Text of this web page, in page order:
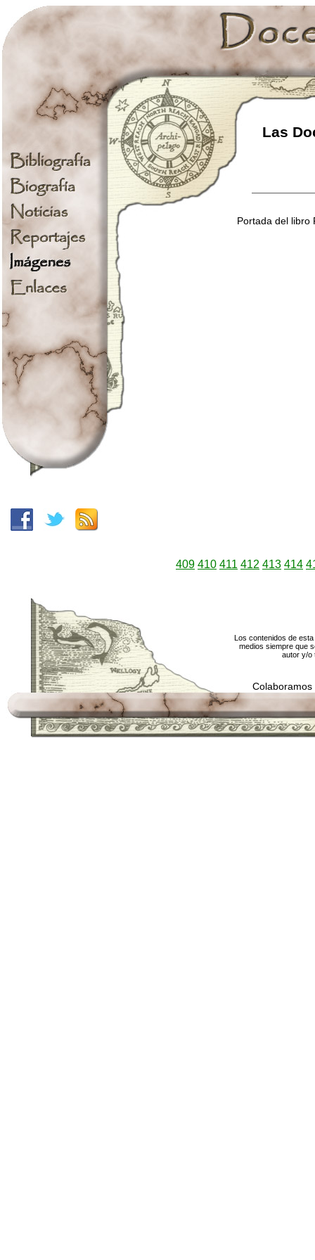
Las
Portada del libro
409 410 411 412 413 414
Los contenidos de
medios siempre que
autor y/o